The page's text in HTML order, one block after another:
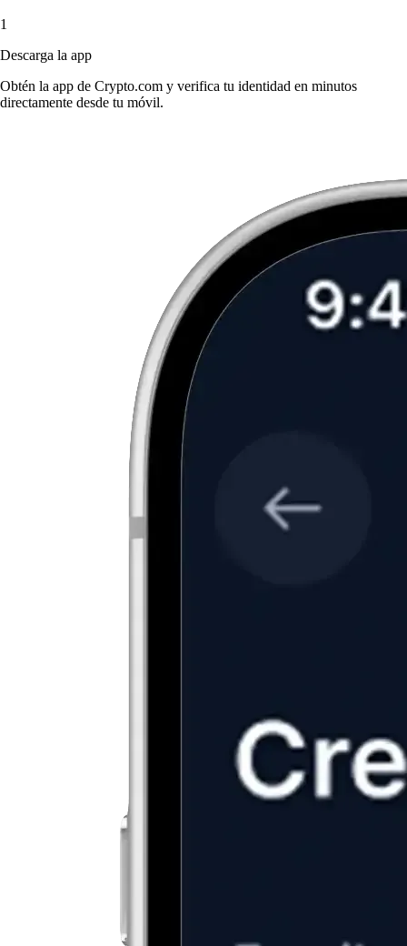
1
Descarga la app
Obtén la app de Crypto.com y verifica tu identidad en minutos
directamente desde tu móvil.